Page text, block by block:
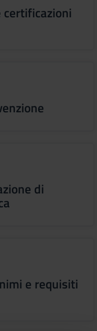
certificazioni
di
e requisiti